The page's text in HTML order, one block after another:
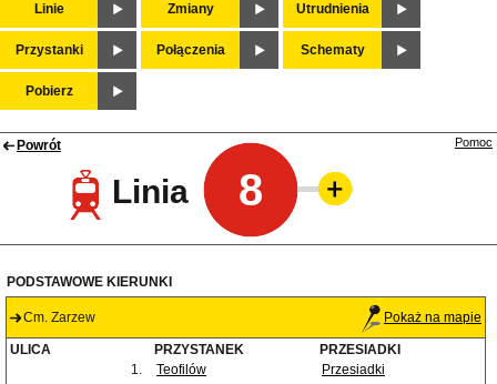
Linie Zmiany Utrudnienia
Przystanki Połączenia Schematy
Pobierz
Powrót
Linia 8
Pomoc
PODSTAWOWE KIERUNKI
Cm. Zarzew Pokaż na mapie
ULICA PRZYSTANEK
PRZESIADKI
1.
Teofilów
Przesiadki